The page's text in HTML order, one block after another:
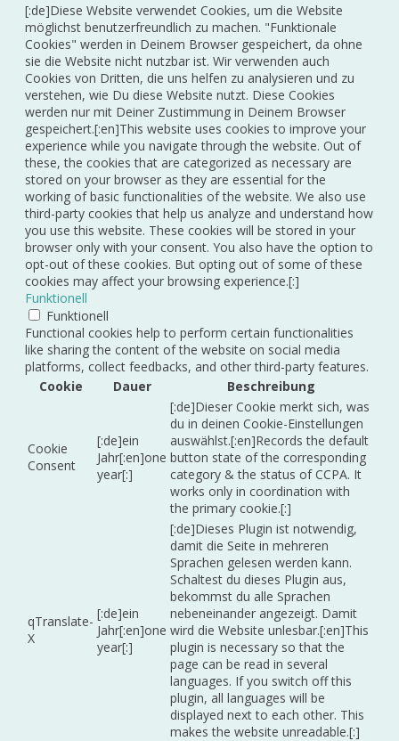
[:de]Diese Website verwendet Cookies, um die Website
möglichst benutzerfreundlich zu machen. "Funktionale
Cookies" werden in Deinem Browser gespeichert, da ohne
sie die Website nicht nutzbar ist. Wir verwenden auch
Cookies von Dritten, die uns helfen zu analysieren und zu
verstehen, wie Du diese Website nutzt. Diese Cookies
werden nur mit Deiner Zustimmung in Deinem Browser
gespeichert.[:en]This website uses cookies to improve your
experience while you navigate through the website. Out of
these, the cookies that are categorized as necessary are
stored on your browser as they are essential for the
working of basic functionalities of the website. We also use
third-party cookies that help us analyze and understand how
you use this website. These cookies will be stored in your
browser only with your consent. You also have the option to
opt-out of these cookies. But opting out of some of these
cookies may affect your browsing experience.[:]
Funktionell
Funktionell
Functional cookies help to perform certain functionalities
like sharing the content of the website on social media
platforms, collect feedbacks, and other third-party features.
Cookie
Dauer Beschreibung
Cookie
Consent
[:de]ein
Jahr[:en]one
year[:]
[:de]Dieser Cookie merkt sich, was
du in deinen Cookie-Einstellungen
auswählst.[:en]Records the default
button state of the corresponding
category & the status of CCPA. It
works only in coordination with
the primary cookie.[:]
qTranslate-
X
[:de]ein
Jahr[:en]one
year[:]
[:de]Dieses Plugin ist notwendig,
damit die Seite in mehreren
Sprachen gelesen werden kann.
Schaltest du dieses Plugin aus,
bekommst du alle Sprachen
nebeneinander angezeigt. Damit
wird die Website unlesbar.[:en]This
plugin is necessary so that the
page can be read in several
languages. If you switch off this
plugin, all languages will be
displayed next to each other. This
makes the website unreadable.[:]